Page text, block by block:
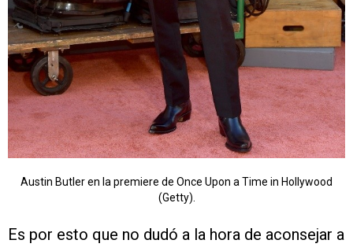
Austin Butler en la premiere de Once Upon a Time in Hollywood
(Getty).
Es por esto que no dudó a la hora de aconsejar a